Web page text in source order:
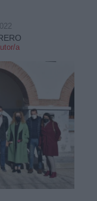
a